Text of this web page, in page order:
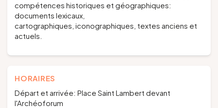
compétences historiques et géographiques:
documents lexicaux,
cartographiques, iconographiques, textes anciens et
actuels.
HORAIRES
Départ et arrivée: Place Saint Lambert devant
l'Archéoforum